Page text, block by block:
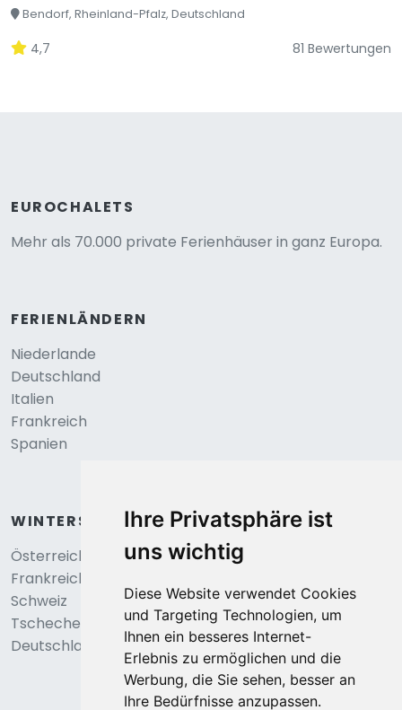
Ihre Privatsphäre ist
uns wichtig
Diese Website verwendet Cookies
und Targeting Technologien, um
Ihnen ein besseres Internet-
Erlebnis zu ermöglichen und die
Werbung, die Sie sehen, besser an
Ihre Bedürfnisse anzupassen.
Bendorf, Rheinland-Pfalz, Deutschland
4,7 81 Bewertungen
EUROCHALETS
Mehr als 70.000 private Ferienhäuser in ganz Europa.
FERIENLÄNDERN
Niederlande
Deutschland
Italien
Frankreich
Spanien
WINTERSPORT
Österreich
Frankreich
Schweiz
Tschechei
Deutschland